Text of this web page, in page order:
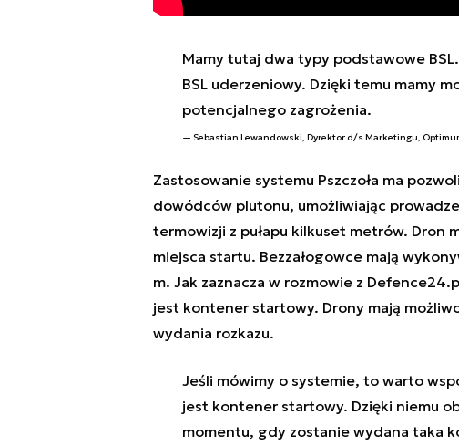
Mamy tutaj dwa typy podstawowe
BSL uderzeniowy. Dzięki temu mamy
potencjalnego zagrożenia.
Sebastian Lewandowski, Dyrektor d/s Marketingu,
Zastosowanie systemu Pszczoła ma
dowódców plutonu, umożliwiając
termowizji z pułapu kilkuset metrów. Dron
miejsca startu. Bezzałogowce mają
m. Jak zaznacza w rozmowie z
jest kontener startowy. Drony mają
wydania rozkazu.
Jeśli mówimy o systemie, to warto
jest kontener startowy. Dzięki niemu
momentu, gdy zostanie wydana taka